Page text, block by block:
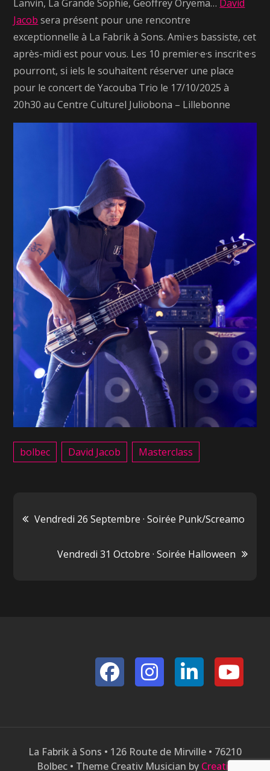
Lanvin, La Grande Sophie, Geoffrey Oryema… David
Jacob sera présent pour une rencontre
exceptionnelle à La Fabrik à Sons. Ami·e·s bassiste, cet
après-midi est pour vous. Les 10 premier·e·s inscrit·e·s
pourront, si iels le souhaitent réserver une place
pour le concert de Yacouba Trio le 17/10/2025 à
20h30 au Centre Culturel Juliobona – Lillebonne
bolbec David Jacob Masterclass
Navigation
Vendredi 26 Septembre · Soirée Punk/Screamo
Vendredi 31 Octobre · Soirée Halloween
La Fabrik à Sons • 126 Route de Mirville • 76210
Bolbec • Theme Creativ Musician by Creativ